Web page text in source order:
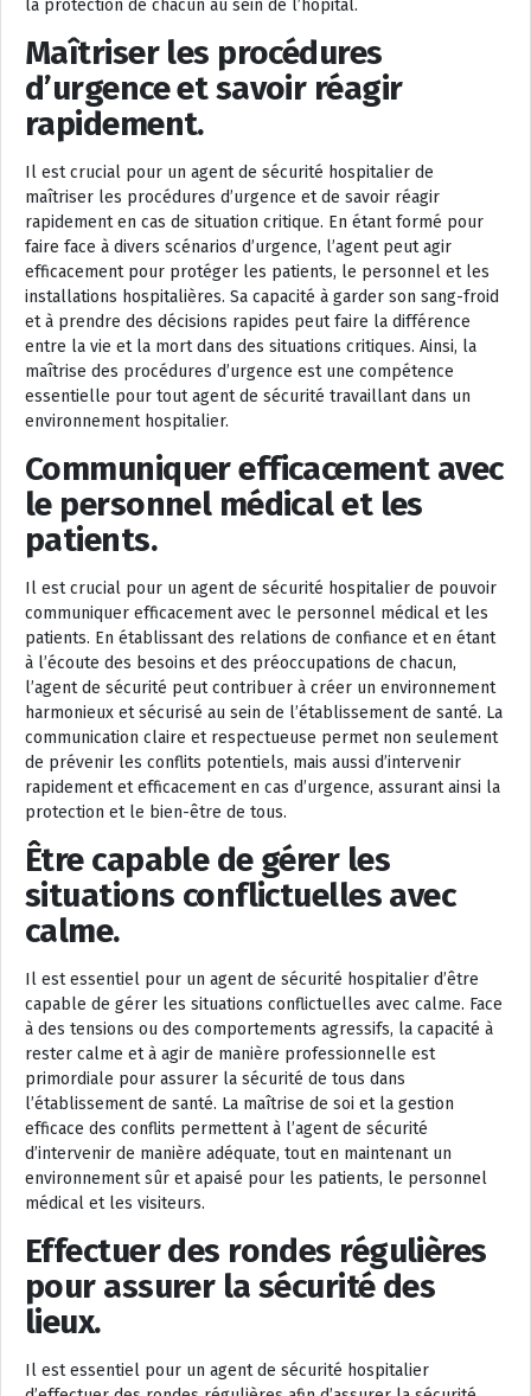
la protection de chacun au sein de l’hôpital.
Maîtriser les procédures
d’urgence et savoir réagir
rapidement.
Il est crucial pour un agent de sécurité hospitalier de
maîtriser les procédures d’urgence et de savoir réagir
rapidement en cas de situation critique. En étant formé pour
faire face à divers scénarios d’urgence, l’agent peut agir
efficacement pour protéger les patients, le personnel et les
installations hospitalières. Sa capacité à garder son sang-froid
et à prendre des décisions rapides peut faire la différence
entre la vie et la mort dans des situations critiques. Ainsi, la
maîtrise des procédures d’urgence est une compétence
essentielle pour tout agent de sécurité travaillant dans un
environnement hospitalier.
Communiquer efficacement avec
le personnel médical et les
patients.
Il est crucial pour un agent de sécurité hospitalier de pouvoir
communiquer efficacement avec le personnel médical et les
patients. En établissant des relations de confiance et en étant
à l’écoute des besoins et des préoccupations de chacun,
l’agent de sécurité peut contribuer à créer un environnement
harmonieux et sécurisé au sein de l’établissement de santé. La
communication claire et respectueuse permet non seulement
de prévenir les conflits potentiels, mais aussi d’intervenir
rapidement et efficacement en cas d’urgence, assurant ainsi la
protection et le bien-être de tous.
Être capable de gérer les
situations conflictuelles avec
calme.
Il est essentiel pour un agent de sécurité hospitalier d’être
capable de gérer les situations conflictuelles avec calme. Face
à des tensions ou des comportements agressifs, la capacité à
rester calme et à agir de manière professionnelle est
primordiale pour assurer la sécurité de tous dans
l’établissement de santé. La maîtrise de soi et la gestion
efficace des conflits permettent à l’agent de sécurité
d’intervenir de manière adéquate, tout en maintenant un
environnement sûr et apaisé pour les patients, le personnel
médical et les visiteurs.
Effectuer des rondes régulières
pour assurer la sécurité des
lieux.
Il est essentiel pour un agent de sécurité hospitalier